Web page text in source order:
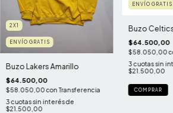
2X1
ENVÍO GRATIS
Buzo Lakers Amarillo
$64.500,00
$58.050,00con Transferencia
3 cuotas sin interés de
$21.500,00
ENVÍO GRATIS
Buzo
$64.500,00
$58.050,00
3 cuotas sin
$21.500,00
COMPRAR